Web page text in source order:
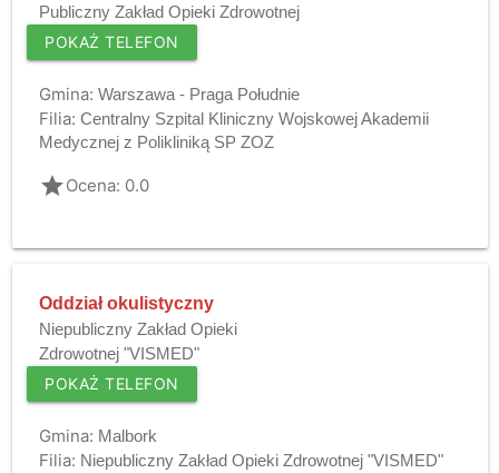
Publiczny Zakład Opieki Zdrowotnej
POKAŻ TELEFON
Gmina: Warszawa - Praga Południe
Filia: Centralny Szpital Kliniczny Wojskowej Akademii
Medycznej z Polikliniką SP ZOZ
gradeOcena: 0.0
Oddział okulistyczny
Niepubliczny Zakład Opieki
Zdrowotnej "VISMED"
POKAŻ TELEFON
Gmina: Malbork
Filia: Niepubliczny Zakład Opieki Zdrowotnej "VISMED"